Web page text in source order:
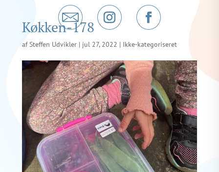
Køkken-178
afSteffen Udvikler| jul 27, 2022 | Ikke-kategoriseret